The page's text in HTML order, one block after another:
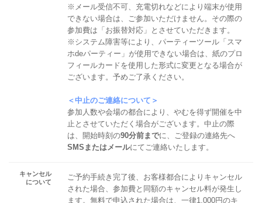
※メール受信不可、充電切れなどにより端末が使用
できない場合は、ご参加いただけません。その際の
参加費は「お振替対応」とさせていただきます。
※システム障害等により、パーティーツール「スマ
ホdeパーティー」が使用できない場合は、紙のプロ
フィールカードを使用した形式に変更となる場合が
ございます。予めご了承ください。
＜中止のご連絡について＞
参加人数や会場の都合により、やむを得ず開催を中
止とさせていただく場合がございます。中止の際
は、開始時刻の90分前までに、ご登録の連絡先へ
SMSまたはメールにてご連絡いたします。
キャンセル
について
ご予約手続き完了後、お客様都合によりキャンセル
された場合、参加費と同額のキャンセル料が発生し
ます。無料で申込された場合は、一律1,000円のキ